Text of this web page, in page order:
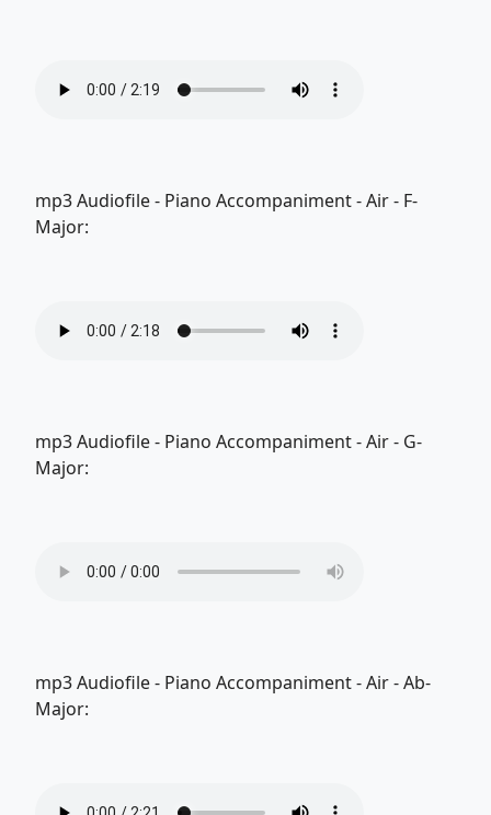
mp3 Audiofile - Piano Accompaniment - Air - F-
Major:
mp3 Audiofile - Piano Accompaniment - Air - G-
Major:
mp3 Audiofile - Piano Accompaniment - Air - Ab-
Major: